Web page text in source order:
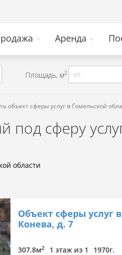
Аренда
Площадь, м2 от
объект сферы услуг в Гомельской
сферу
области
Объект сферы услуг
Конева, д. 7
307.8м2 1 этаж из 1
1970г.